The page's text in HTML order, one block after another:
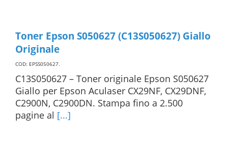
Toner Epson S050627 (C13S050627) Giallo
Originale
COD: EPSS050627.
C13S050627 – Toner originale Epson S050627
Giallo per Epson Aculaser CX29NF, CX29DNF,
C2900N, C2900DN. Stampa fino a 2.500
pagine al [...]